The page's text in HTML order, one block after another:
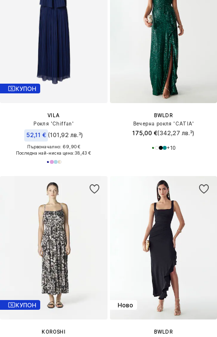
КУПОН
VILA
Рокля 'Chiffan'
52,11 € (101,92 лв.³)
Първоначално: 69,90 €
Последна най-ниска цена:38,43 €
BWLDR
Вечерна рокля 'CATIA'
175,00 €(342,27 лв.³)
+10
КУПОН
KOROSHI
Ново
BWLDR